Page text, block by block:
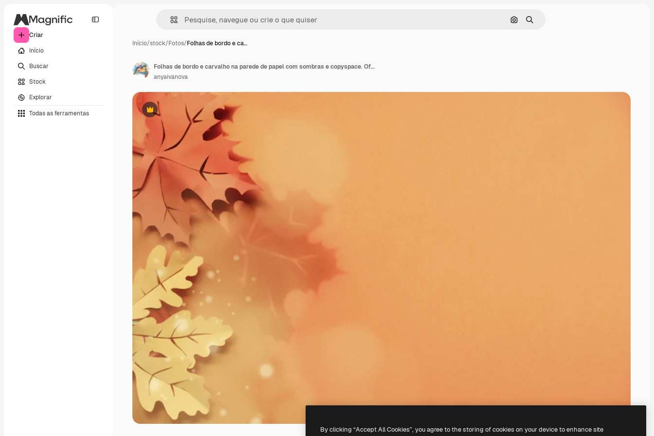
Criar
Início
Buscar
Stock
Explorar
Todas as ferramentas
Pesquisar por imagem
Buscar
Início/stock/Fotos/Folhas de bordo e ca…
Premium
Folhas de bordo e carvalho na parede de papel com sombras e copyspace. Ofício de papel artesanal criativo, plana leigos. Parede de papel de outono tonificado.
anyaivanova
By clicking “Accept All Cookies”, you agree to the storing of cookies on your device to enhance site